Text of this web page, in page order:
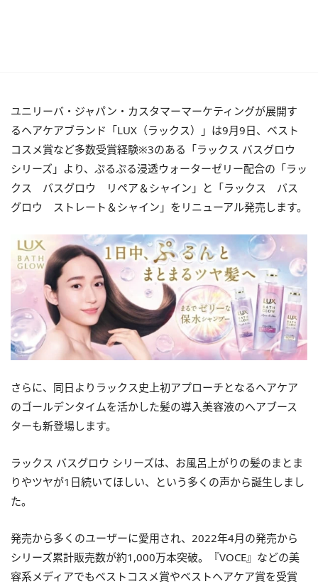
ユニリーバ・ジャパン・カスタマーマーケティングが展開す
るヘアケアブランド「LUX（ラックス）」は9月9日、ベスト
コスメ賞など多数受賞経験※3のある「ラックス バスグロウ
シリーズ」より、ぷるぷる浸透ウォーターゼリー配合の「ラッ
クス バスグロウ リペア＆シャイン」と「ラックス バス
グロウ ストレート＆シャイン」をリニューアル発売します。
さらに、同日よりラックス史上初アプローチとなるヘアケア
のゴールデンタイムを活かした髪の導入美容液のヘアブース
ターも新登場します。
ラックス バスグロウ シリーズは、お風呂上がりの髪のまとま
りやツヤが1日続いてほしい、という多くの声から誕生しまし
た。
発売から多くのユーザーに愛用され、2022年4月の発売から
シリーズ累計販売数が約1,000万本突破。『VOCE』などの美
容系メディアでもベストコスメ賞やベストヘアケア賞を受賞